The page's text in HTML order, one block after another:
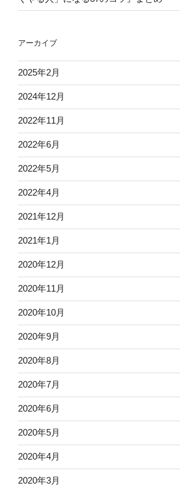
アーカイブ
2025年2月
2024年12月
2022年11月
2022年6月
2022年5月
2022年4月
2021年12月
2021年1月
2020年12月
2020年11月
2020年10月
2020年9月
2020年8月
2020年7月
2020年6月
2020年5月
2020年4月
2020年3月